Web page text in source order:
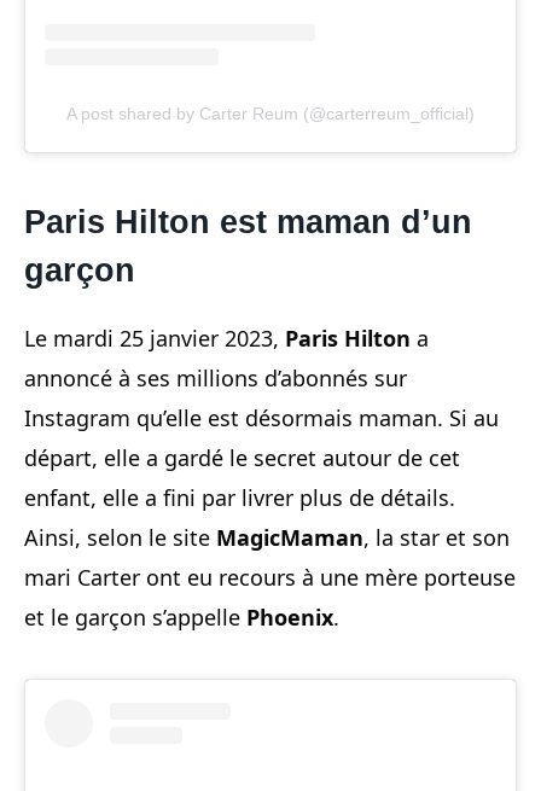
A post shared by Carter Reum (@carterreum_official)
Paris Hilton est maman d’un
garçon
Le mardi 25 janvier 2023, Paris Hilton a
annoncé à ses millions d’abonnés sur
Instagram qu’elle est désormais maman. Si au
départ, elle a gardé le secret autour de cet
enfant, elle a fini par livrer plus de détails.
Ainsi, selon le site MagicMaman, la star et son
mari Carter ont eu recours à une mère porteuse
et le garçon s’appelle Phoenix.